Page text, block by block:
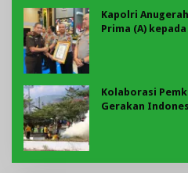
Kapolri
Prima (A) kepada
Kolaborasi
Gerakan